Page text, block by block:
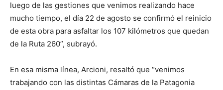
luego de las gestiones que venimos realizando hace
mucho tiempo, el día 22 de agosto se confirmó el reinicio
de esta obra para asfaltar los 107 kilómetros que quedan
de la Ruta 260”, subrayó.
En esa misma línea, Arcioni, resaltó que “venimos
trabajando con las distintas Cámaras de la Patagonia